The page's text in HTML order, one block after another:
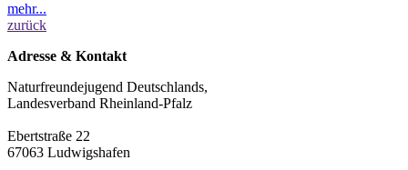
mehr...
zurück
Adresse & Kontakt
Naturfreundejugend Deutschlands,
Landesverband Rheinland-Pfalz
Ebertstraße 22
67063 Ludwigshafen